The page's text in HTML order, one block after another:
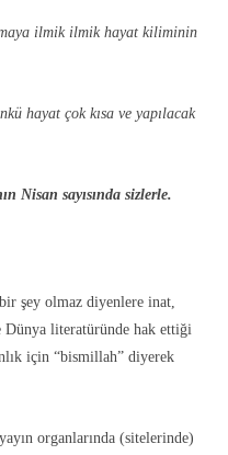
ilmik ilmik hayat kiliminin
hayat çok kısa ve yapılacak
Nisan sayısında sizlerle.
şey olmaz diyenlere inat,
literatüründe hak ettiği
için “bismillah” diyerek
organlarında (sitelerinde)